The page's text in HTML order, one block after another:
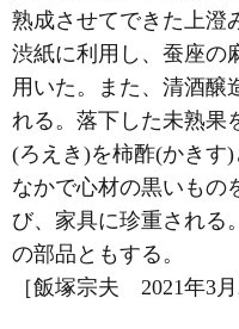
熟成させてできた上澄
渋紙に利用し、蚕座の
用いた。また、清酒醸
れる。落下した未熟果
(ろえき)を柿酢(かきす
なかで心材の黒いもの
び、家具に珍重される
の部品ともする。
［飯塚宗夫 2021年3月